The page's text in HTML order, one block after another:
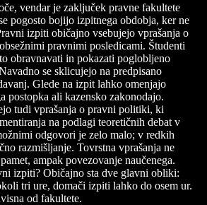
vendar je zaključek pravne fakultete
pogosto bojijo izpitnega obdobja, ker ne
izpiti običajno vsebujejo vprašanja o
pravnimi posledicami. Študenti
obravnavati in pokazati poglobljeno
se sklicujejo na predpisano
Glede na izpit lahko omenjajo
postopka ali kazensko zakonodajo.
tudi vprašanja o pravni politiki, ki
na podlagi teoretičnih debat v
odgovori je zelo malo; v redkih
razmišljanje. Tovrstna vprašanja ne
ampak povezovanje naučenega.
izpiti? Običajno sta dve glavni obliki:
tri ure, domači izpiti lahko do osem ur.
od fakultete.